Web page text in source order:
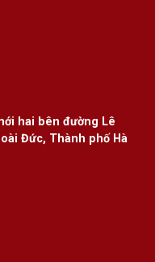
hai bên đường Lê
Đức, Thành phố Hà